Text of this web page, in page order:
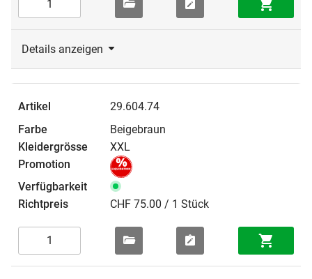
Details anzeigen
29.604.74
Beigebraun
XXL
CHF 75.00 / 1 Stück